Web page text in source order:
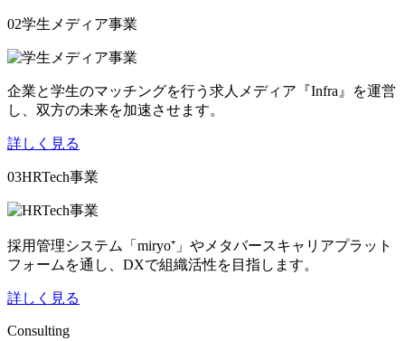
02学生メディア事業
企業と学生のマッチングを行う求人メディア『Infra』を運営
し、双方の未来を加速させます。
詳しく見る
03HRTech事業
採用管理システム「miryo⁺」やメタバースキャリアプラット
フォームを通し、DXで組織活性を目指します。
詳しく見る
Consulting